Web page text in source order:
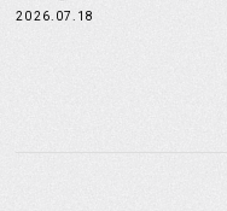
2026.07.18